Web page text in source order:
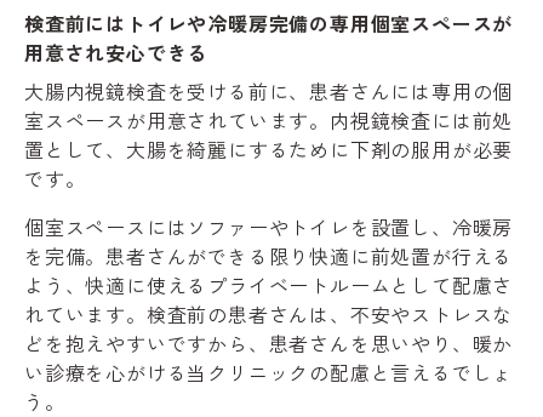
検査前にはトイレや冷暖房完備の専用個室スペースが
用意され安心できる
大腸内視鏡検査を受ける前に、患者さんには専用の個
室スペースが用意されています。内視鏡検査には前処
置として、大腸を綺麗にするために下剤の服用が必要
です。
個室スペースにはソファーやトイレを設置し、冷暖房
を完備。患者さんができる限り快適に前処置が行える
よう、快適に使えるプライベートルームとして配慮さ
れています。検査前の患者さんは、不安やストレスな
どを抱えやすいですから、患者さんを思いやり、暖か
い診療を心がける当クリニックの配慮と言えるでしょ
う。